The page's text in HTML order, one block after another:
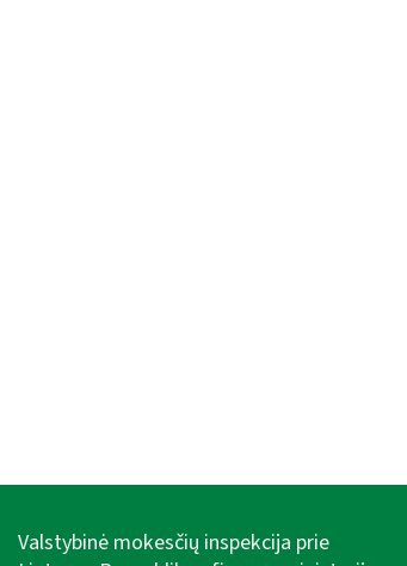
Valstybinė mokesčių inspekcija prie